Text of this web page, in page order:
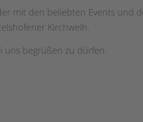
mit den beliebten Events und
Kirchweih.
uns begrüßen zu dürfen.